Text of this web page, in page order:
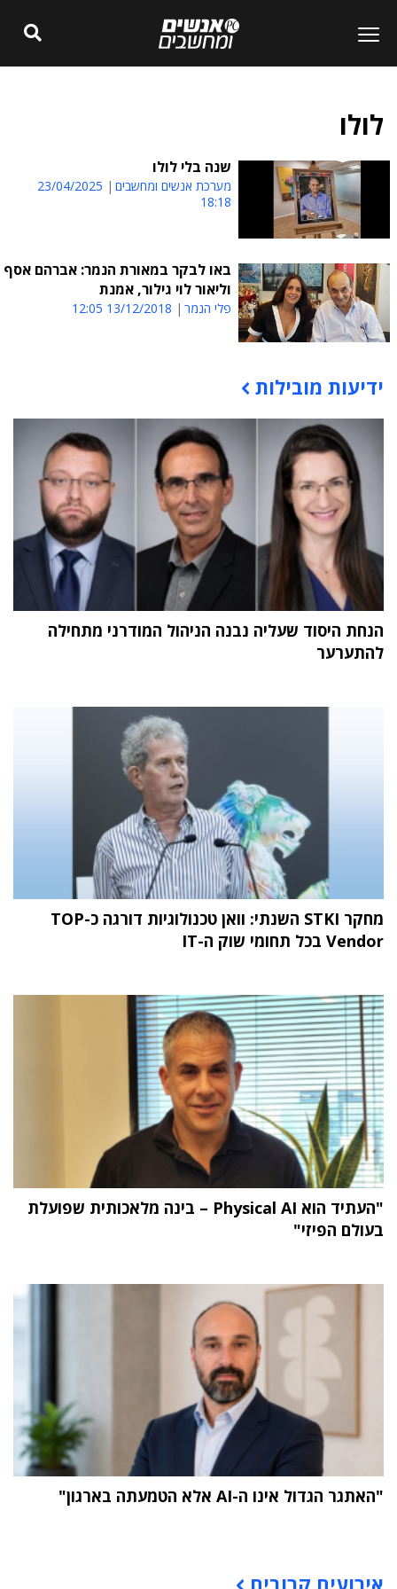
לולו
שנה בלי לולו
מערכת אנשים ומחשבים
23/04/2025
18:18
באו לבקר במאורת הנמר: אברהם אסף
וליאור לוי גילור, אמנת
פלי הנמר 13/12/2018 12:05
תוכן פרסומי
ידיעות מובילות
הנחת היסוד שעליה נבנה הניהול המודרני מתחילה
להתערער
מחקר STKI השנתי: וואן טכנולוגיות דורגה כ-TOP
Vendor בכל תחומי שוק ה-IT
"העתיד הוא Physical AI – בינה מלאכותית שפועלת
בעולם הפיזי"
"האתגר הגדול אינו ה-AI אלא הטמעתה בארגון"
אירועים קרובים